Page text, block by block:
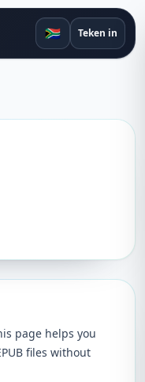
🇿🇦 Teken in
page helps you
files without